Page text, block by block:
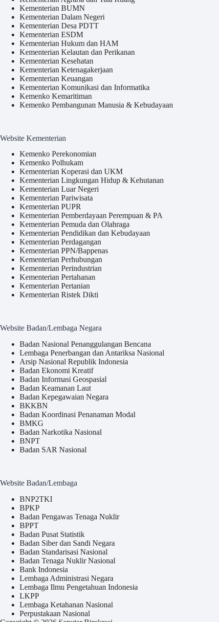
Kementerian BUMN
Kementerian Dalam Negeri
Kementerian Desa PDTT
Kementerian ESDM
Kementerian Hukum dan HAM
Kementerian Kelautan dan Perikanan
Kementerian Kesehatan
Kementerian Ketenagakerjaan
Kementerian Keuangan
Kementerian Komunikasi dan Informatika
Kemenko Kemaritiman
Kemenko Pembangunan Manusia & Kebudayaan
Website Kementerian
Kemenko Perekonomian
Kemenko Polhukam
Kementerian Koperasi dan UKM
Kementerian Lingkungan Hidup & Kehutanan
Kementerian Luar Negeri
Kementerian Pariwisata
Kementerian PUPR
Kementerian Pemberdayaan Perempuan & PA
Kementerian Pemuda dan Olahraga
Kementerian Pendidikan dan Kebudayaan
Kementerian Perdagangan
Kementerian PPN/Bappenas
Kementerian Perhubungan
Kementerian Perindustrian
Kementerian Pertahanan
Kementerian Pertanian
Kementerian Ristek Dikti
Website Badan/Lembaga Negara
Badan Nasional Penanggulangan Bencana
Lembaga Penerbangan dan Antariksa Nasional
Arsip Nasional Republik Indonesia
Badan Ekonomi Kreatif
Badan Informasi Geospasial
Badan Keamanan Laut
Badan Kepegawaian Negara
BKKBN
Badan Koordinasi Penanaman Modal
BMKG
Badan Narkotika Nasional
BNPT
Badan SAR Nasional
Website Badan/Lembaga
BNP2TKI
BPKP
Badan Pengawas Tenaga Nuklir
BPPT
Badan Pusat Statistik
Badan Siber dan Sandi Negara
Badan Standarisasi Nasional
Badan Tenaga Nuklir Nasional
Bank Indonesia
Lembaga Administrasi Negara
Lembaga Ilmu Pengetahuan Indonesia
LKPP
Lembaga Ketahanan Nasional
Perpustakaan Nasional